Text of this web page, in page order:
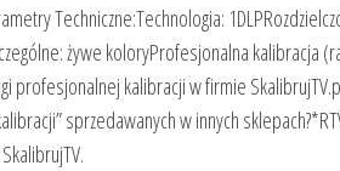
Techniczne:Technologia:
żywe koloryProfesjonalna kalibracja
profesjonalnej kalibracji w firmie
sprzedawanych w innych